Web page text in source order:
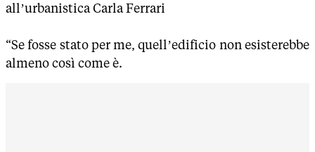
all’urbanistica Carla Ferrari
“Se fosse stato per me, quell’edificio non esisterebbe
almeno così come è.